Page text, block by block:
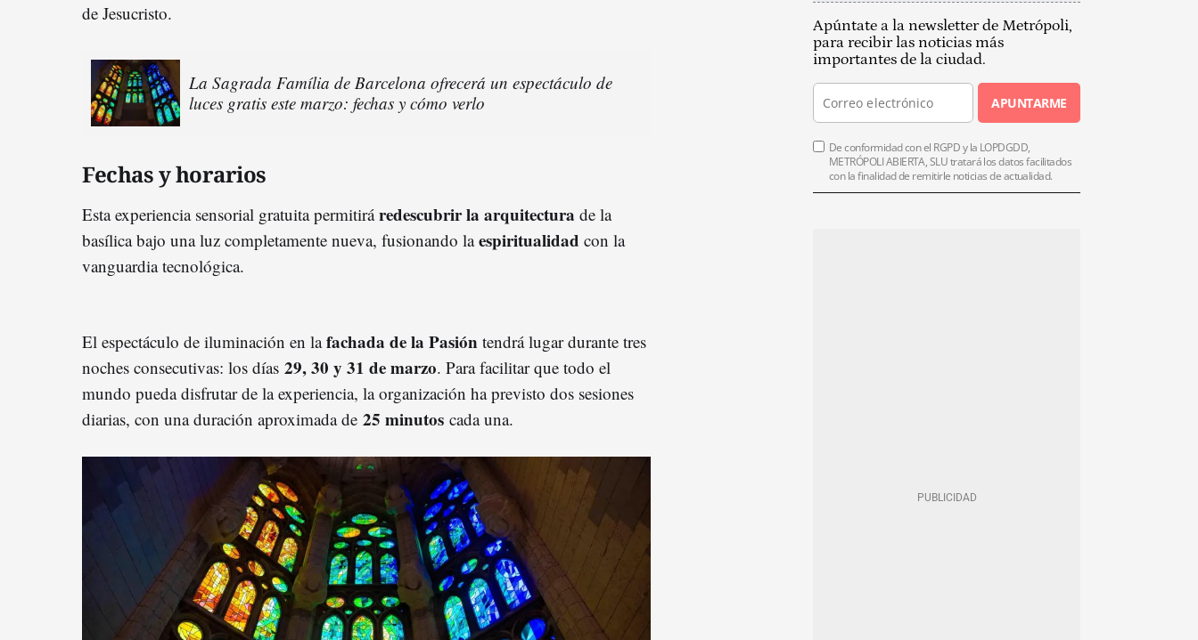
de Jesucristo.
La Sagrada Família de Barcelona ofrecerá un espectáculo de
luces gratis este marzo: fechas y cómo verlo
Fechas y horarios
Esta experiencia sensorial gratuita permitiráredescubrir la arquitectura de la
basílica bajo una luz completamente nueva, fusionando laespiritualidad con la
vanguardia tecnológica.
El espectáculo de iluminación en lafachada de la Pasión tendrá lugar durante tres
noches consecutivas: los días 29, 30 y 31 de marzo. Para facilitar que todo el
mundo pueda disfrutar de la experiencia, la organización ha previsto dos sesiones
diarias, con una duración aproximada de 25 minutos cada una.
Apúntate a la newsletter de Metrópoli,
para recibir las noticias más
importantes de la ciudad.
APUNTARME
De conformidad con el RGPD y la LOPDGDD,
METRÓPOLI ABIERTA, SLU tratará los datos facilitados
con la finalidad de remitirle noticias de actualidad.